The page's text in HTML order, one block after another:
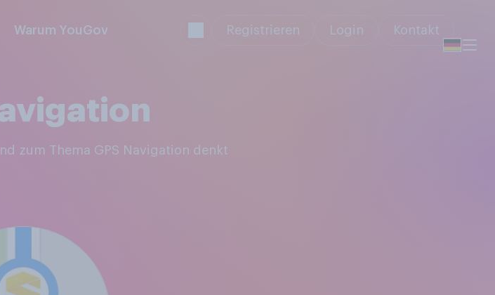
Warum YouGov Registrieren Login Kontakt
zum Thema GPS Navigation denkt